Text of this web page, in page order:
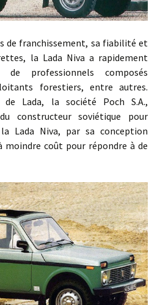
franchissement, sa fiabilité et
la Lada Niva a rapidement
professionnels composés
forestiers, entre autres.
de Lada, la société Poch S.A.,
constructeur soviétique pour
Lada Niva, par sa conception
moindre coût pour répondre à de